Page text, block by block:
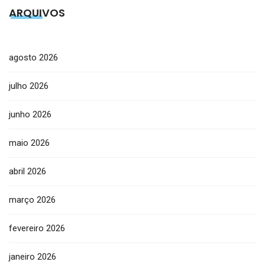
ARQUIVOS
agosto 2026
julho 2026
junho 2026
maio 2026
abril 2026
março 2026
fevereiro 2026
janeiro 2026